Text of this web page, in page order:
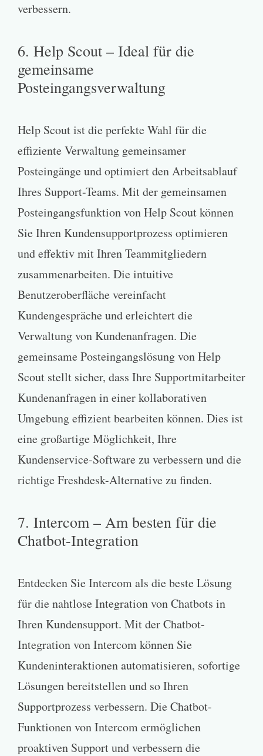
verbessern.
6. Help Scout – Ideal für die
gemeinsame
Posteingangsverwaltung
Help Scout ist die perfekte Wahl für die
effiziente Verwaltung gemeinsamer
Posteingänge und optimiert den Arbeitsablauf
Ihres Support-Teams. Mit der gemeinsamen
Posteingangsfunktion von Help Scout können
Sie Ihren Kundensupportprozess optimieren
und effektiv mit Ihren Teammitgliedern
zusammenarbeiten. Die intuitive
Benutzeroberfläche vereinfacht
Kundengespräche und erleichtert die
Verwaltung von Kundenanfragen. Die
gemeinsame Posteingangslösung von Help
Scout stellt sicher, dass Ihre Supportmitarbeiter
Kundenanfragen in einer kollaborativen
Umgebung effizient bearbeiten können. Dies ist
eine großartige Möglichkeit, Ihre
Kundenservice-Software zu verbessern und die
richtige Freshdesk-Alternative zu finden.
7. Intercom – Am besten für die
Chatbot-Integration
Entdecken Sie Intercom als die beste Lösung
für die nahtlose Integration von Chatbots in
Ihren Kundensupport. Mit der Chatbot-
Integration von Intercom können Sie
Kundeninteraktionen automatisieren, sofortige
Lösungen bereitstellen und so Ihren
Supportprozess verbessern. Die Chatbot-
Funktionen von Intercom ermöglichen
proaktiven Support und verbessern die